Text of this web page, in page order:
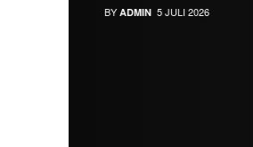
BYADMIN 5 JULI 2026